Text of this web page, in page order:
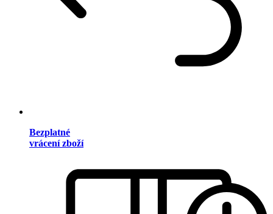
Bezplatné
vrácení zboží